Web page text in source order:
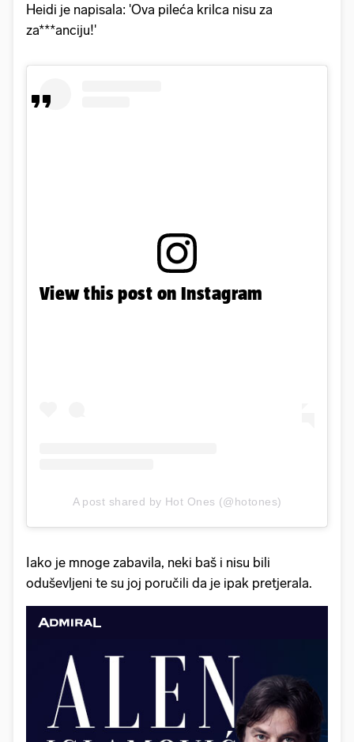
Heidi je napisala: 'Ova pileća krilca nisu za
za***anciju!'
View this post on Instagram
A post shared by Hot Ones (@hotones)
Iako je mnoge zabavila, neki baš i nisu bili
oduševljeni te su joj poručili da je ipak pretjerala.